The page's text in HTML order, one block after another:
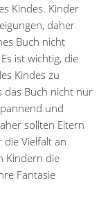
Kindes. Kinder
daher
Buch nicht
ist wichtig, die
Kindes zu
das Buch nicht nur
und
sollten Eltern
Vielfalt an
Kindern die
Fantasie